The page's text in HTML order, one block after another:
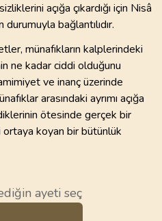
açığa çıkardığı için Nisâ
bağlantılıdır.
münafıkların kalplerindeki
ne kadar ciddi olduğunu
ve inanç üzerinde
arasındaki ayrımı açığa
ötesinde gerçek bir
koyan bir bütünlük
ayeti seç